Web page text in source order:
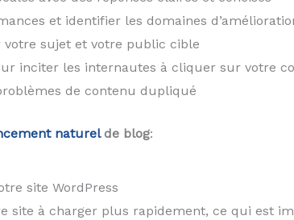
et identifier les domaines
sujet et votre public cible
inciter les internautes à cliquer sur votre
de contenu dupliqué
naturelde blog:
site WordPress
site à charger plus rapidement, ce qui est